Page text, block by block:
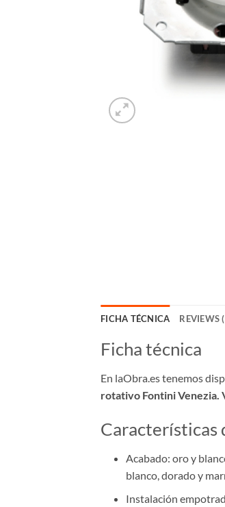
FICHA TÉCNICA REVIEWS
Ficha técnica
En laObra.es tenemos
rotativo Fontini Venezia.
Características
Acabado: oro y
blanco, dorado y
Instalación